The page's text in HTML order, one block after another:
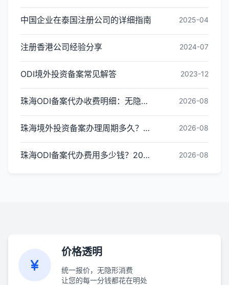
中国企业在泰国注册公司的详细指南 2025-04
注册香港公司经验分享 2024-07
ODI境外投资备案常见解答 2023-12
珠海ODI备案代办收费明细：无隐形消费更透明 2026-08
珠海境外投资备案办理周期多久？ODI备案下证时间 2026-08
珠海ODI备案代办费用多少钱？2026最新收费标准 2026-08
价格透明
统一报价，无隐形消费
让您的每一分钱都花在明处